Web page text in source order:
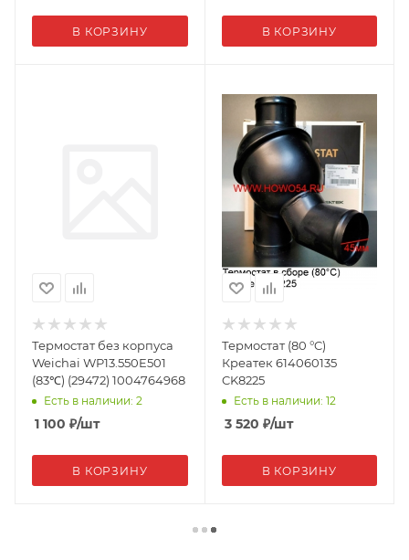
В КОРЗИНУ В КОРЗИНУ
Термостат без корпуса
Weichai WP13.550E501
(83℃) (29472) 1004764968
Есть в наличии: 2
1 100 ₽/шт
В КОРЗИНУ
Термостат (80 °C)
Креатек 614060135
CK8225
Есть в наличии: 12
3 520 ₽/шт
В КОРЗИНУ